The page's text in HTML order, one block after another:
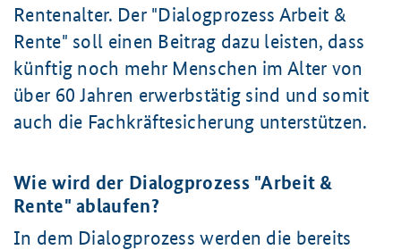
Rentenalter. Der "Dialogprozess Arbeit &
Rente" soll einen Beitrag dazu leisten, dass
künftig noch mehr Menschen im Alter von
über 60 Jahren erwerbstätig sind und somit
auch die Fachkräfte­sicherung unterstützen.
Wie wird der Dialogprozess "Arbeit &
Rente" ablaufen?
In dem Dialogprozess werden die bereits